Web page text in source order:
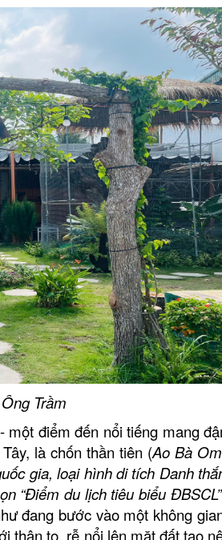
Trầm
điểm đến nổi tiếng mang
là chốn thần tiên (Ao Bà
gia, loại hình di tích Danh
“Điểm du lịch tiêu biểu ĐBSCL”
đang bước vào một không
thân to, rễ nổi lên mặt đất tạo
Nhà hàng Thiên Tân
Tàu nhà hàng Sài
Long
Nhà hàng Hương
Nhà hàng Ẩm Thực
Hội đồng
LONG
THÁNH TỊNH NGỌC
DN Du lịch sinh
CHÙA TIÊN CHÂU